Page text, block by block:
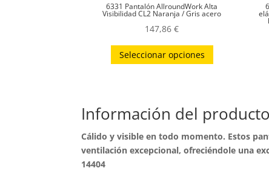
6331 Pantalón AllroundWork Alta
Visibilidad CL2 Naranja / Gris acero
147,86€
Seleccionar opciones
Este
variantes.
Las
opciones
se
Información del producto
Cálido y visible en todo momento. Estos
ventilación excepcional, ofreciéndole una
14404